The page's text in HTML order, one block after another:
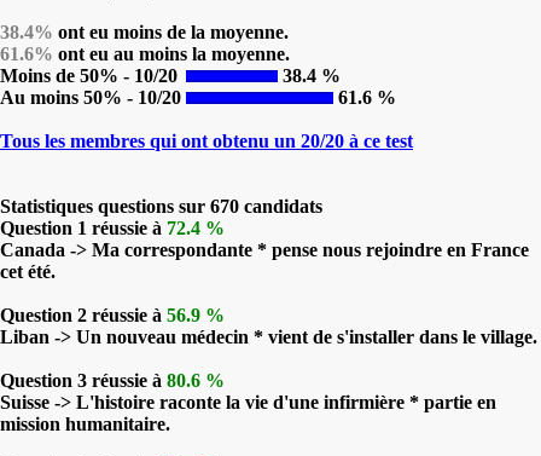
38.4% ont eu moins de la moyenne.
61.6% ont eu au moins la moyenne.
Moins de 50% - 10/20
38.4 %
Au moins 50% - 10/20
61.6 %
Tous les membres qui ont obtenu un 20/20 à ce test
Statistiques questions sur 670 candidats
Question 1 réussie à 72.4 %
Canada -> Ma correspondante * pense nous rejoindre en France
cet été.
Question 2 réussie à 56.9 %
Liban -> Un nouveau médecin * vient de s'installer dans le village.
Question 3 réussie à 80.6 %
Suisse -> L'histoire raconte la vie d'une infirmière * partie en
mission humanitaire.